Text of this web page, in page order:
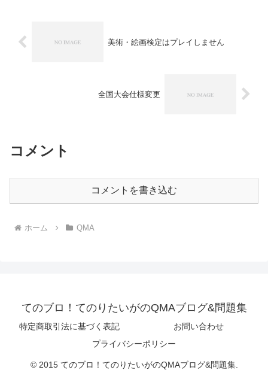
美術・絵画検定はプレイしません
全国大会仕様変更
コメント
コメントを書き込む
ホーム QMA
てのブロ！てのりたいがのQMAブログ&問題集
特定商取引法に基づく表記
お問い合わせ
プライバシーポリシー
© 2015 てのブロ！てのりたいがのQMAブログ&問題集.